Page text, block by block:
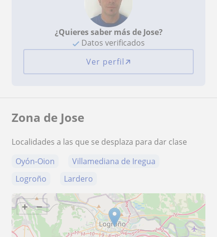
¿Quieres saber más de Jose?
Datos verificados
Ver perfil
Zona de Jose
Localidades a las que se desplaza para dar clase
Oyón-Oion
Villamediana de Iregua
Logroño
Lardero
+ −